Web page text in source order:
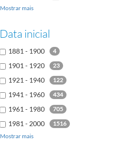
rus (russo)
kor (coreano)
ara (árabe) 10
Mostrar mais
Data inicial
1881 - 1900 4
1901 - 1920 23
1921 - 1940 122
1941 - 1960 434
1961 - 1980 705
1981 - 2000 1516
2001 - 2020
Mostrar mais